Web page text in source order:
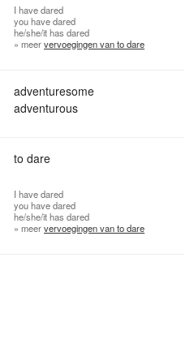
I have dared
youhave dared
he/she/ithas dared
» meervervoegingen van to dare
adventuresome
adventurous
to dare
I have dared
youhave dared
he/she/ithas dared
» meervervoegingen van to dare